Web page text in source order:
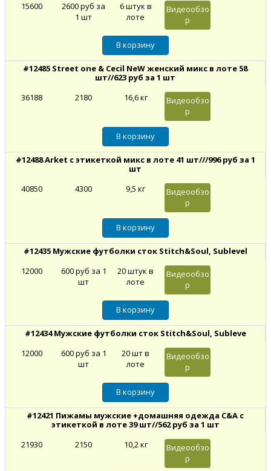
15600
2600 руб за
1 шт
6 штук в
лоте
Видеообзо
р
#12485 Street one & Cecil NeW женский микс в лоте 58
шт//623 руб за 1 шт
36188
2180 16,6 кг
Видеообзо
р
#12488 Arket с этикеткой микс в лоте 41 шт///996 руб за 1
шт
40850
4300 9,5 кг
Видеообзо
р
#12435 Мужские футболки сток Stitch&Soul, Sublevel
12000
600 руб за 1
шт
20 штук в
лоте
Видеообзо
р
#12434 Мужские футболки сток Stitch&Soul, Subleve
12000
600 руб за 1
шт
20 шт в
лоте
Видеообзо
р
#12421 Пижамы мужские +домашняя одежда C&A с
этикеткой в лоте 39 шт//562 руб за 1 шт
21930
2150 10,2 кг
Видеообзо
р